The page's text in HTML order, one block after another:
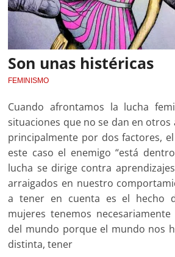
Son unas histéricas
FEMINISMO
Cuando afrontamos la lucha
situaciones que no se dan en otros
principalmente por dos factores,
este caso el enemigo “está
lucha se dirige contra
arraigados en nuestro
a tener en cuenta es el hecho
mujeres tenemos
del mundo porque el mundo nos
distinta, tener